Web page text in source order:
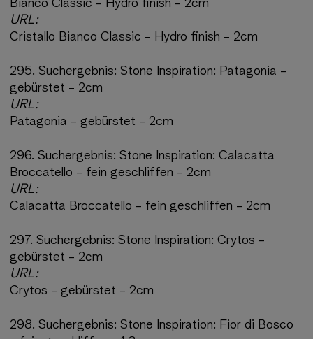
Bianco Classic - Hydro finish - 2cm
URL:
Cristallo Bianco Classic - Hydro finish - 2cm
295. Suchergebnis:Stone Inspiration: Patagonia -
gebürstet - 2cm
URL:
Patagonia - gebürstet - 2cm
296. Suchergebnis:Stone Inspiration: Calacatta
Broccatello - fein geschliffen - 2cm
URL:
Calacatta Broccatello - fein geschliffen - 2cm
297. Suchergebnis:Stone Inspiration: Crytos -
gebürstet - 2cm
URL:
Crytos - gebürstet - 2cm
298. Suchergebnis:Stone Inspiration: Fior di Bosco